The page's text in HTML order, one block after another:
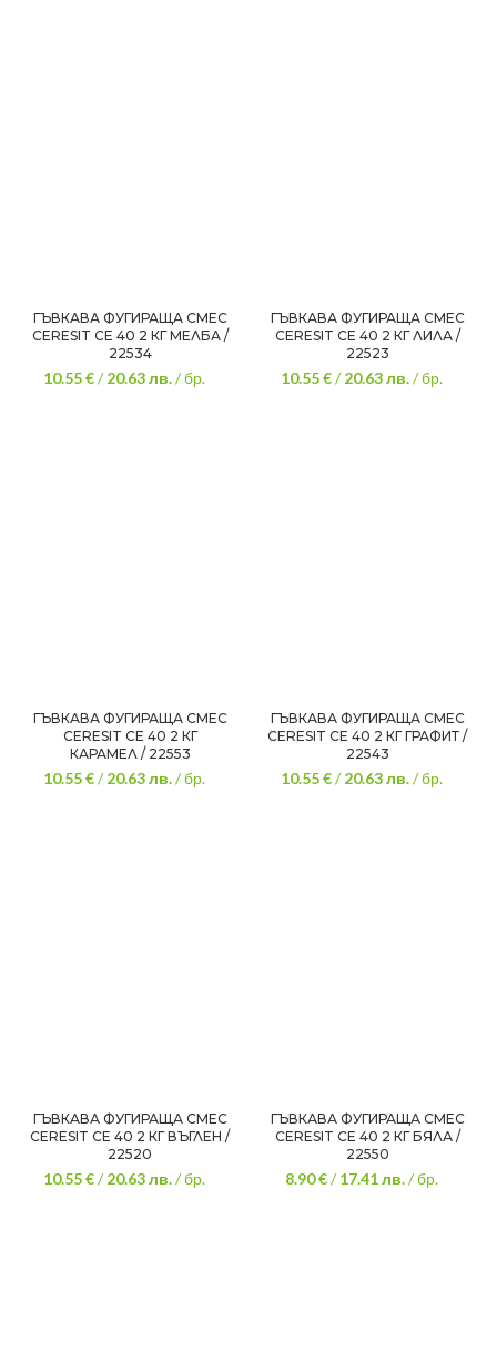
ГЪВКАВА ФУГИРАЩА СМЕС
CERESIT CE 40 2 КГ МЕЛБА /
22534
10.55 €/20.63лв./ бр.
ГЪВКАВА ФУГИРАЩА СМЕС
CERESIT CE 40 2 КГ ЛИЛА /
22523
10.55 €/20.63лв./ бр.
ГЪВКАВА ФУГИРАЩА СМЕС
CERESIT CE 40 2 КГ
КАРАМЕЛ / 22553
10.55 €/20.63лв./ бр.
ГЪВКАВА ФУГИРАЩА СМЕС
CERESIT CE 40 2 КГ ГРАФИТ /
22543
10.55 €/20.63лв./ бр.
ГЪВКАВА ФУГИРАЩА СМЕС
CERESIT CE 40 2 КГ ВЪГЛЕН /
22520
10.55 €/20.63лв./ бр.
ГЪВКАВА ФУГИРАЩА СМЕС
CERESIT CE 40 2 КГ БЯЛА /
22550
8.90 €/17.41лв./ бр.